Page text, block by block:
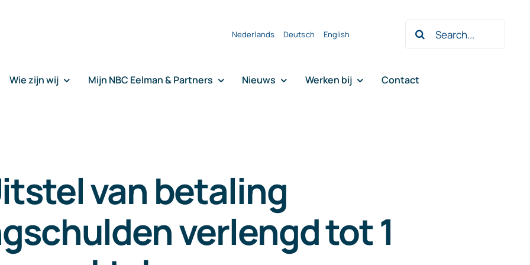
Nederlands Deutsch English
Zoeken
naar:
Wie zijn wij Mijn NBC Eelman & Partners Nieuws Werken bij Contact
van betaling
verlengd tot 1